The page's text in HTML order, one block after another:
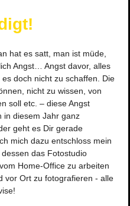
hat es satt, man ist müde,
Angst… Angst davor, alles
doch nicht zu schaffen. Die
nicht zu wissen, von
soll etc. – diese Angst
in diesem Jahr ganz
geht es Dir gerade
mich dazu entschloss mein
das Fotostudio
Home-Office zu arbeiten
vor Ort zu fotografieren - alle